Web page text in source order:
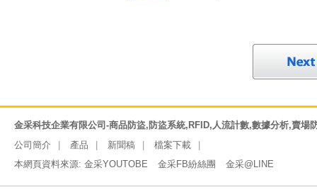
金采科技企業有限公司-商品防盜,防盜系統,RFID,人流計數,數據分析,賣場
公司簡介
產品 新聞稿
檔案下載
本網頁資料來源: 金采YOUTOBE 金采FB紛絲團 金采@LINE